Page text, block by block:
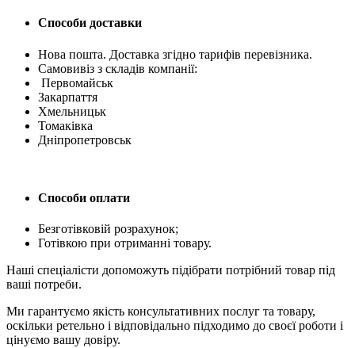
Способи доставки
Нова пошта. Доставка згідно тарифів перевізника.
Самовивіз з складів компанії:
Первомайськ
Закарпаття
Хмельницьк
Томаківка
Дніпропетровськ
Способи оплати
Безготівковій розрахунок;
Готівкою при отриманні товару.
Наші спеціалісти допоможуть підібрати потрібний товар під
ваші потреби.
Ми гарантуємо якість консультативних послуг та товару,
оскільки ретельно і відповідально підходимо до своєї роботи і
цінуємо вашу довіру.